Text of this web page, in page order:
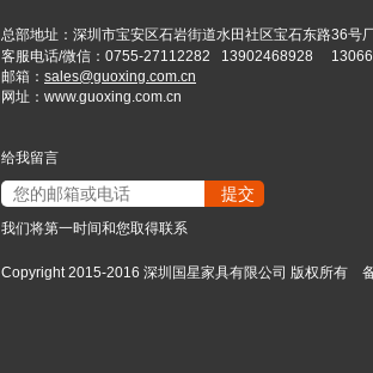
总部地址：深圳市宝安区石岩街道水田社区宝石东路36号
客服电话/微信：0755-27112282 13902468928
邮箱 ： sales@guoxing.com.cn
网址：www.guoxing.com.cn
给我留言
我们将第一时间和您取得联系
Copyright 2015-2016 深圳国星家具有限公司 版权所有